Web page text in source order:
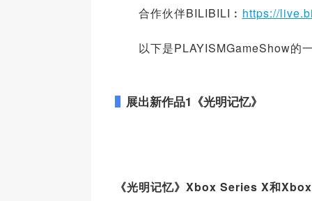
合作伙伴BILIBILI︰ https://
以下是PLAYISMGameShow的一
展出新作品1 《光明记忆》
《光明记忆》 Xbox Series X和